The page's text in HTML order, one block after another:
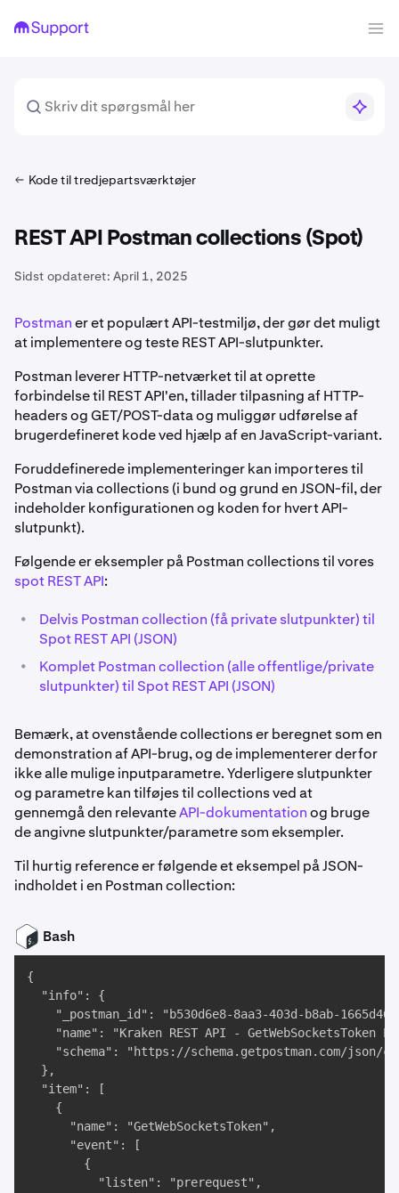
Kode til tredjepartsværktøjer
REST API Postman collections (Spot)
Sidst opdateret: April 1, 2025
Postmaner et populært API-testmiljø, der gør det muligt
at implementere og teste REST API-slutpunkter.
Postman leverer HTTP-netværket til at oprette
forbindelse til REST API'en, tillader tilpasning af HTTP-
headers og GET/POST-data og muliggør udførelse af
brugerdefineret kode ved hjælp af en JavaScript-variant.
Foruddefinerede implementeringer kan importeres til
Postman via collections (i bund og grund en JSON-fil, der
indeholder konfigurationen og koden for hvert API-
slutpunkt).
Følgende er eksempler på Postman collections til vores
spot REST API:
•
Delvis Postman collection (få private slutpunkter) til
Spot REST API (JSON)
•
Komplet Postman collection (alle offentlige/private
slutpunkter) til Spot REST API (JSON)
Bemærk, at ovenstående collections er beregnet som en
demonstration af API-brug, og de implementerer derfor
ikke alle mulige inputparametre. Yderligere slutpunkter
og parametre kan tilføjes til collections ved at
gennemgå den relevanteAPI-dokumentationog bruge
de angivne slutpunkter/parametre som eksempler.
Til hurtig reference er følgende et eksempel på JSON-
indholdet i en Postman collection:
Bash
{
  "info": {
"_postman_id": "b530d6e8-8aa3-403d-b8ab-
"name": "Kraken REST API - GetWebSocketsToken
"schema": "https://schema.getpostman.com/json/
  },
  "item": [
    {
      "name": "GetWebSocketsToken",
      "event": [
        {
          "listen": "prerequest",